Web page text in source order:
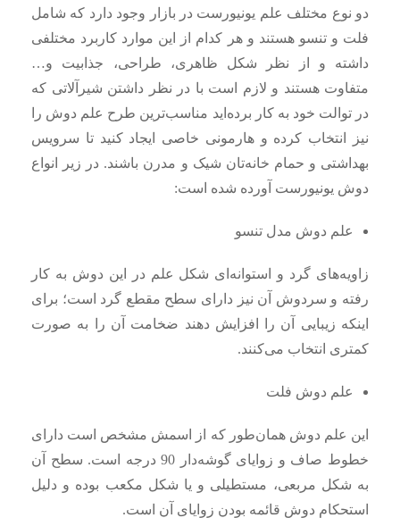
دو نوع مختلف علم یونیورست در بازار وجود دارد که شامل
فلت و تنسو هستند و هر کدام از این موارد کاربرد مختلفی
داشته و از نظر شکل ظاهری، طراحی، جذابیت و…
متفاوت هستند و لازم است با در نظر داشتن شیرآلاتی که
در توالت خود به کار برده‌اید مناسب‌ترین طرح علم دوش را
نیز انتخاب کرده و هارمونی خاصی ایجاد کنید تا سرویس
بهداشتی و حمام خانه‌تان شیک و مدرن باشند. در زیر انواع
دوش یونیورست آورده شده است:
علم دوش مدل تنسو
زاویه‌های گرد و استوانه‌ای شکل علم در این دوش به کار
رفته و سردوش آن نیز دارای سطح مقطع گرد است؛ برای
اینکه زیبایی آن را افزایش دهند ضخامت آن را به صورت
کمتری انتخاب می‌کنند.
علم دوش فلت
این علم دوش همان‌طور که از اسمش مشخص است دارای
خطوط صاف و زوایای گوشه‌دار 90 درجه است. سطح آن
به شکل مربعی، مستطیلی و یا شکل مکعب بوده و دلیل
استحکام دوش قائمه بودن زوایای آن است.